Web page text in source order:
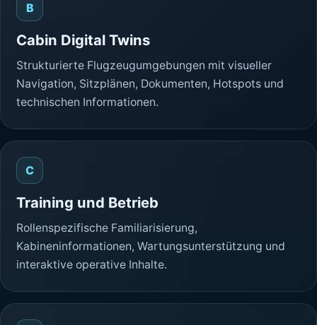
B
Cabin Digital Twins
Strukturierte Flugzeugumgebungen mit visueller
Navigation, Sitzplänen, Dokumenten, Hotspots und
technischen Informationen.
C
Training und Betrieb
Rollenspezifische Familiarisierung,
Kabineninformationen, Wartungsunterstützung und
interaktive operative Inhalte.